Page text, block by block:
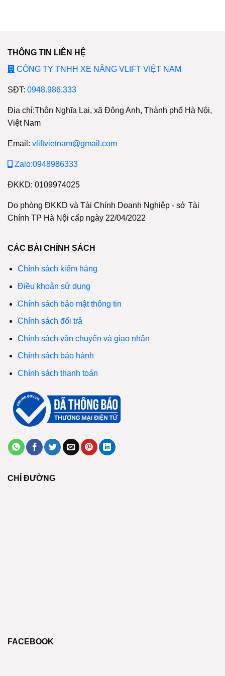
THÔNG TIN LIÊN HỆ
CÔNG TY TNHH XE NÂNG VLIFT VIỆT NAM
SĐT: 0948.986.333
Địa chỉ:Thôn Nghĩa Lại, xã Đông Anh, Thành phố Hà Nội,
Việt Nam
Email: vliftvietnam@gmail.com
Zalo:0948986333
ĐKKD: 0109974025
Do phòng ĐKKD và Tài Chính Doanh Nghiệp - sở Tài
Chính TP Hà Nội cấp ngày 22/04/2022
CÁC BÀI CHÍNH SÁCH
Chính sách kiểm hàng
Điều khoản sử dụng
Chính sách bảo mật thông tin
Chính sách đổi trả
Chính sách vận chuyển và giao nhận
Chính sách bảo hành
Chính sách thanh toán
CHỈ ĐƯỜNG
FACEBOOK